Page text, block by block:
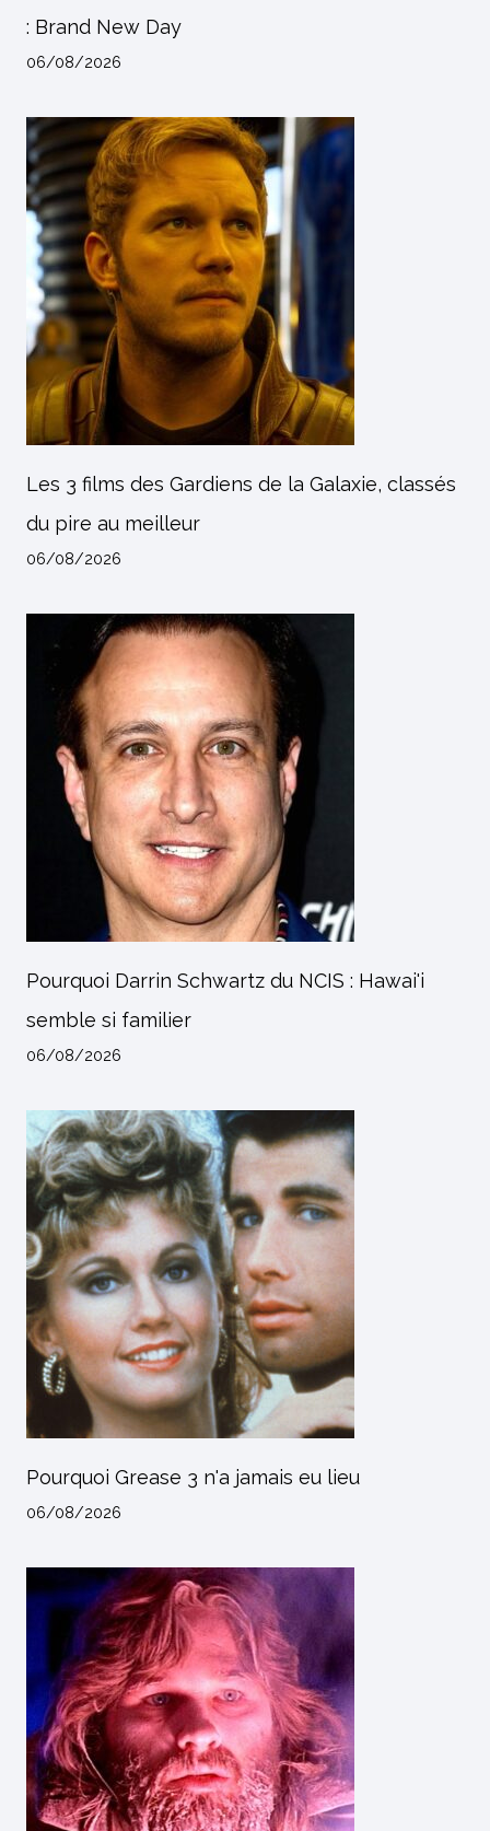
: Brand New Day
06/08/2026
Les 3 films des Gardiens de la Galaxie, classés
du pire au meilleur
06/08/2026
Pourquoi Darrin Schwartz du NCIS : Hawai'i
semble si familier
06/08/2026
Pourquoi Grease 3 n'a jamais eu lieu
06/08/2026